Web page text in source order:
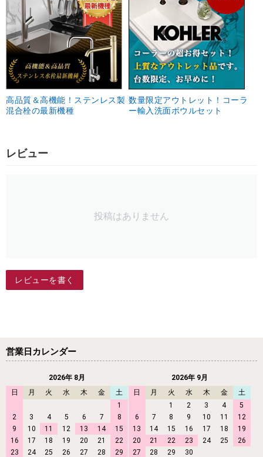
高品質＆高機能！ステンレス製
混合栓の最新機種
数量限定アウトレット！コーラ
ー輸入洗面ボウルセット
レビュー
投稿はありません
レビューを書く
営業日カレンダー
2026年 8月
日
月 火 水 木 金
土
1
2
3 4 5 6 7
8
9
10 11 12 13 14
15
16
17 18 19 20 21
22
23
24 25 26 27 28
29
2026年 9月
日
月 火 水 木 金
土
1
2 3 4
5
6
7 8 9 10 11
12
13
14 15 16 17 18
19
20
21 22 23 24 25
26
27
28 29 30